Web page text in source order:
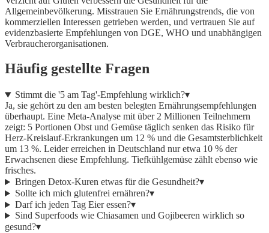
Allgemeinbevölkerung. Misstrauen Sie Ernährungstrends, die von
kommerziellen Interessen getrieben werden, und vertrauen Sie auf
evidenzbasierte Empfehlungen von DGE, WHO und unabhängigen
Verbraucherorganisationen.
Häufig gestellte Fragen
Stimmt die '5 am Tag'-Empfehlung wirklich?▾
Ja, sie gehört zu den am besten belegten Ernährungsempfehlungen
überhaupt. Eine Meta-Analyse mit über 2 Millionen Teilnehmern
zeigt: 5 Portionen Obst und Gemüse täglich senken das Risiko für
Herz-Kreislauf-Erkrankungen um 12 % und die Gesamtsterblichkeit
um 13 %. Leider erreichen in Deutschland nur etwa 10 % der
Erwachsenen diese Empfehlung. Tiefkühlgemüse zählt ebenso wie
frisches.
Bringen Detox-Kuren etwas für die Gesundheit?▾
Sollte ich mich glutenfrei ernähren?▾
Darf ich jeden Tag Eier essen?▾
Sind Superfoods wie Chiasamen und Gojibeeren wirklich so
gesund?▾